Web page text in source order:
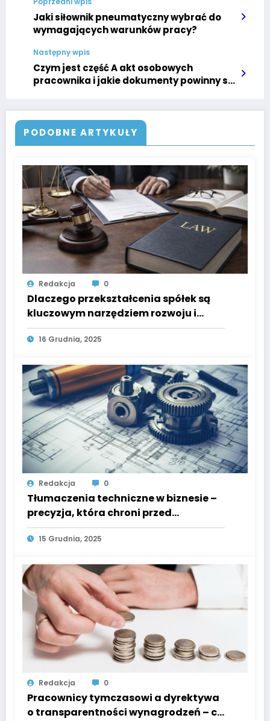
Jaki siłownik pneumatyczny wybrać do
wymagających warunków pracy?
Następny wpis
Czym jest część A akt osobowych
pracownika i jakie dokumenty powinny się
PODOBNE ARTYKUŁY
Redakcja 0
Dlaczego przekształcenia spółek są
kluczowym narzędziem rozwoju i
zabezpieczenia biznesu?
16 Grudnia, 2025
Redakcja 0
Tłumaczenia techniczne w biznesie –
precyzja, która chroni przed
kosztownymi pomyłkami
15 Grudnia, 2025
Redakcja 0
Pracownicy tymczasowi a dyrektywa
o transparentności wynagrodzeń – co